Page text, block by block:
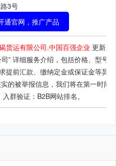
3号
通官网，推广产品
货运有限公司.中国百强企业 更新上
” 详细服务介绍，包括价格、型号
提前汇款、缴纳定金或保证金等异
实的被举报信息，我们将在第一时间
群验证：B2B网站排名。